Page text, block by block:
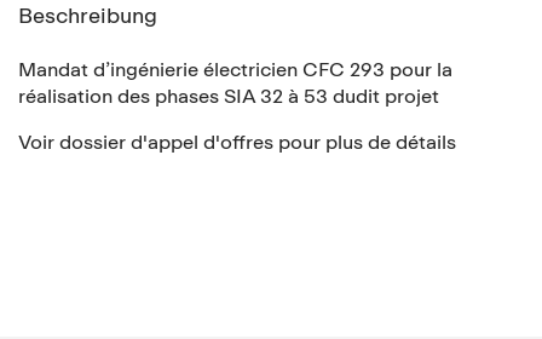
Beschreibung
Mandat d’ingénierie électricien CFC 293 pour la
réalisation des phases SIA 32 à 53 dudit projet
Voir dossier d'appel d'offres pour plus de détails